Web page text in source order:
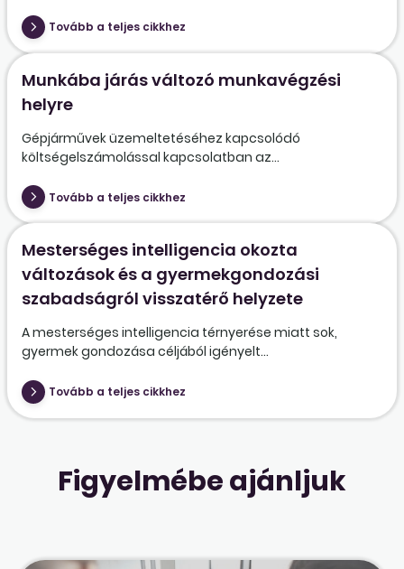
Tovább a teljes cikkhez
Munkába járás változó munkavégzési
helyre
Gépjárművek üzemeltetéséhez kapcsolódó
költségelszámolással kapcsolatban az...
Tovább a teljes cikkhez
Mesterséges intelligencia okozta
változások és a gyermekgondozási
szabadságról visszatérő helyzete
A mesterséges intelligencia térnyerése miatt sok,
gyermek gondozása céljából igényelt...
Tovább a teljes cikkhez
Figyelmébe ajánljuk